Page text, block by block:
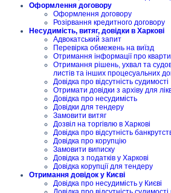
Оформлення договору
Оформлення договору
Розірвання кредитного договору
Несудимість, витяг, довідки в Харкові
Адвокатський запит
Перевірка обмежень на виїзд
Отримання інформації про
Отримання рішень, ухвал та
листів та інших процесуальних
Довідка про відсутність судимості
Отримати довідки з архіву для
Довідка про несудимість
Довідки для тендеру
Замовити витяг
Дозвіл на торгівлю в Харкові
Довідка про відсутність
Довідка про корупцію
Замовити виписку
Довідка з податків у Харкові
Довідка корупції для тендеру
Отримання довідок у Києві
Довідка про несудимість у Києві